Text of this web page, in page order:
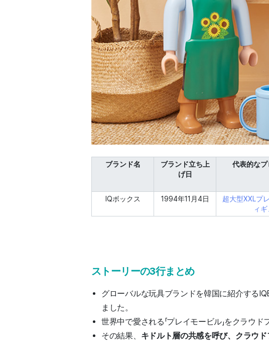
ブランド名
ブランド立ち上
げ日
代表的なプ
IQボックス 1994年11月4日
超大型XXLプ
ィ
ストーリーの3行まとめ
グローバルな玩具ブランドを韓国に紹介する
ました。
世界中で愛される「プレイモービル」をクラウ
その結果、 キドルト層の共感を呼び、クラウ